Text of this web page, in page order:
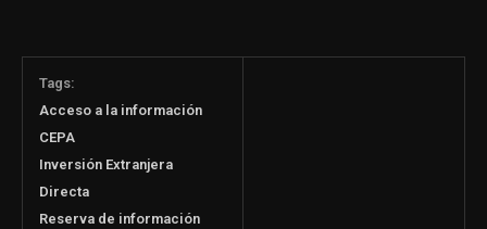
Tags:
Acceso a la información
CEPA
Inversión Extranjera
Directa
Reserva de información